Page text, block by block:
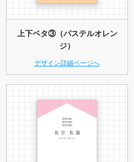
上下ベタ③（パステルオレン
ジ）
デザイン詳細ページへ